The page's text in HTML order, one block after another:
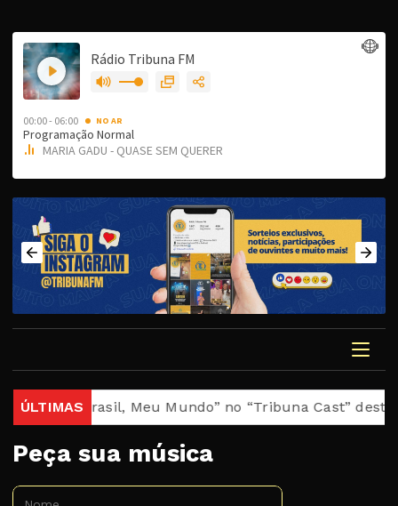
ÚLTIMAS
“Brasil, Meu Mundo” no “Tribuna Cast” desta
Peça sua música
Nome: